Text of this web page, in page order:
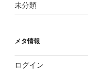
未分類
メタ情報
ログイン